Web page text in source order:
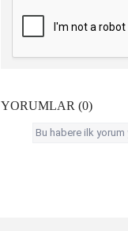
YORUMLAR (0)
Bu habere ilk